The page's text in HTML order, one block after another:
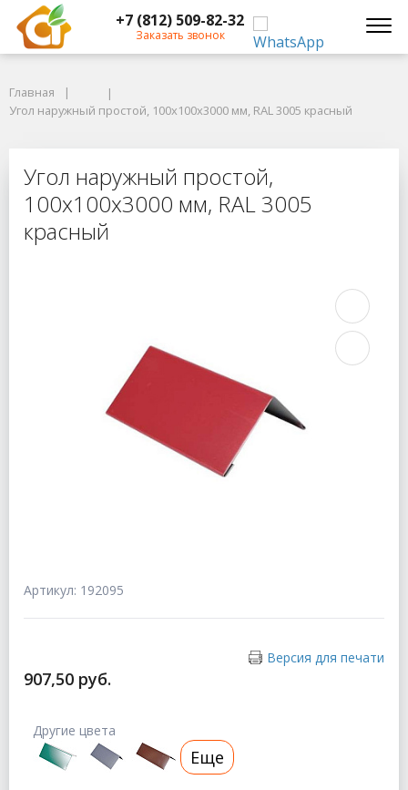
+7 (812) 509-82-32
Заказать звонок
Угол наружный простой, 100x100x3000 мм, RAL 3005 красный
Угол наружный простой,
Главная
Угол наружный простой, 100x100x3000 мм, RAL 3005 красный
Угол наружный простой,
100x100x3000 мм, RAL 3005
красный
Артикул: 192095
Версия для печати
907,50 руб.
Другие цвета
Еще